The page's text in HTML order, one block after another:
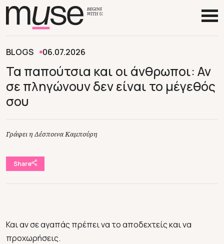
BLOGS 06.07.2026
Τα παπούτσια και οι άνθρωποι: Αν
σε πληγώνουν δεν είναι το μέγεθός
σου
Γράφει η Δέσποινα Καμπούρη
Share
Και αν σε αγαπάς πρέπει να το αποδεχτείς και να
προχωρήσεις.